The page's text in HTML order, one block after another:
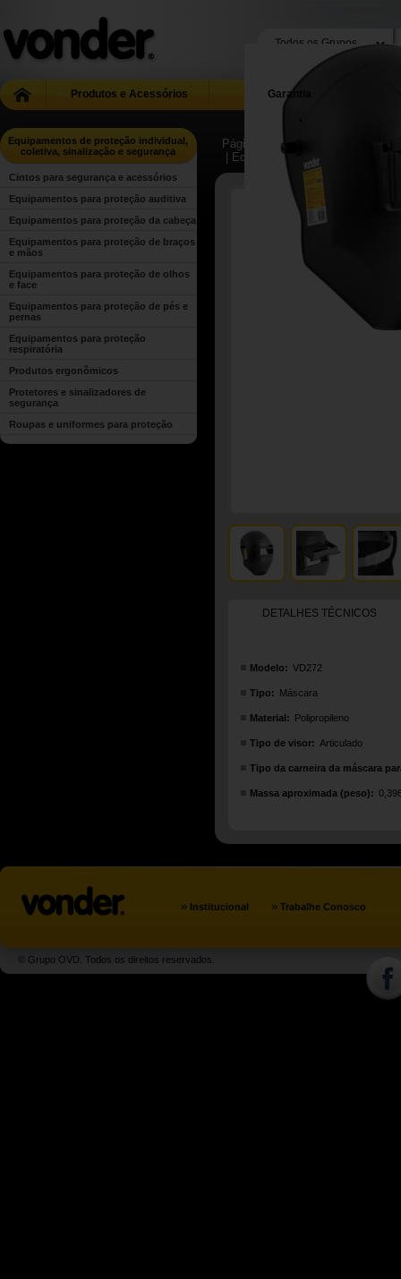
Produtos e Acessórios Garantia
Equipamentos de proteção individual,
coletiva, sinalização e segurança
Cintos para segurança e acessórios
Equipamentos para proteção auditiva
Equipamentos para proteção da cabeça
Equipamentos para proteção de braços
e mãos
Equipamentos para proteção de olhos
e face
Equipamentos para proteção de pés e
pernas
Equipamentos para proteção
respiratória
Produtos ergonômicos
Protetores e sinalizadores de
segurança
Roupas e uniformes para proteção
Página Inicial
| Equipamentos para proteção
DETALHES TÉCNICOS
Modelo: VD272
Tipo: Máscara
Material: Polipropileno
Tipo de visor: Articulado
Tipo da carneira da máscara
Massa aproximada (peso):
» Institucional » Trabalhe Conosco
© Grupo OVD. Todos os direitos reservados.